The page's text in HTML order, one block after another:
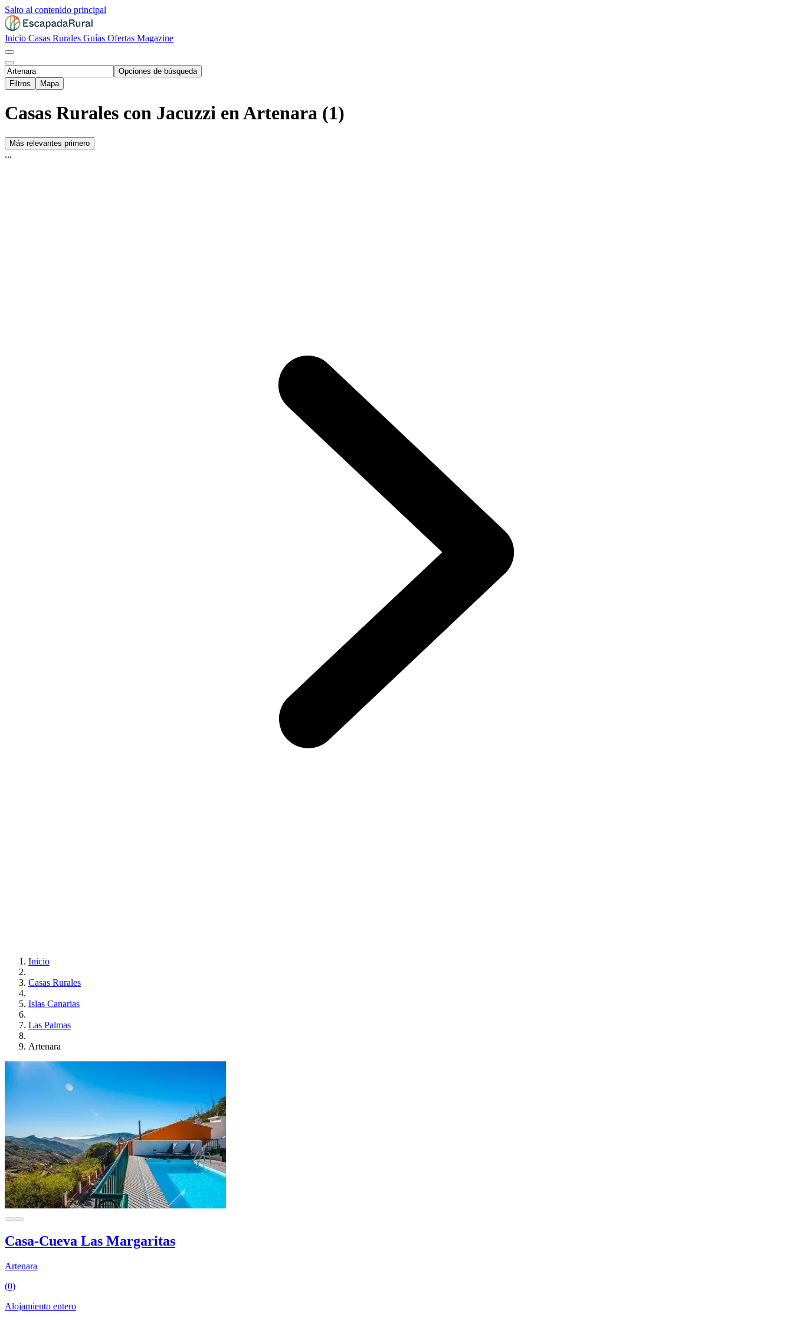
Salto al contenido principal
Inicio Casas Rurales Guías Ofertas Magazine
Opciones de búsqueda
Filtros
Mapa
Casas Rurales con Jacuzzi en Artenara (1)
Más relevantes primero
...
Inicio
Casas Rurales
Islas Canarias
Las Palmas
Artenara
Casa-Cueva Las Margaritas
Artenara
(0)
Alojamiento entero